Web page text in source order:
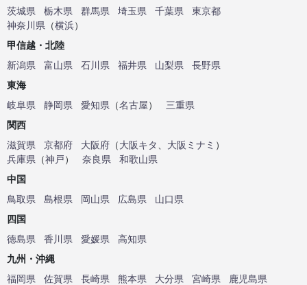
茨城県
栃木県 群馬県 埼玉県 千葉県
東京都
神奈川県 （横浜）
甲信越・北陸
新潟県
富山県 石川県 福井県 山梨県
長野県
東海
岐阜県
静岡県 愛知県 （名古屋）
三重県
関西
滋賀県
京都府 大阪府 （大阪キタ 大阪ミナミ ）
兵庫県 （神戸） 奈良県
和歌山県
中国
鳥取県
島根県 岡山県 広島県
山口県
四国
徳島県
香川県 愛媛県
高知県
九州・沖縄
福岡県
佐賀県 長崎県 熊本県 大分県 宮崎県
鹿児島県